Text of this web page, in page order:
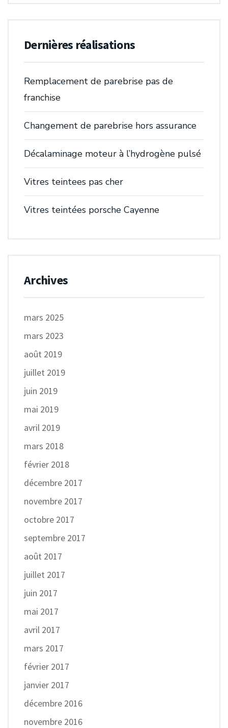
Dernières réalisations
Remplacement de parebrise pas de
franchise
Changement de parebrise hors assurance
Décalaminage moteur à l’hydrogène pulsé
Vitres teintees pas cher
Vitres teintées porsche Cayenne
Archives
mars 2025
mars 2023
août 2019
juillet 2019
juin 2019
mai 2019
avril 2019
mars 2018
février 2018
décembre 2017
novembre 2017
octobre 2017
septembre 2017
août 2017
juillet 2017
juin 2017
mai 2017
avril 2017
mars 2017
février 2017
janvier 2017
décembre 2016
novembre 2016